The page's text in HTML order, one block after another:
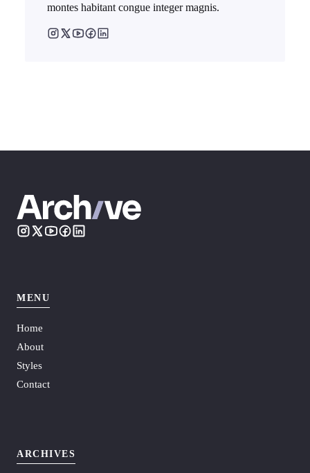
montes habitant congue integer magnis.
MENU
Home
About
Styles
Contact
ARCHIVES